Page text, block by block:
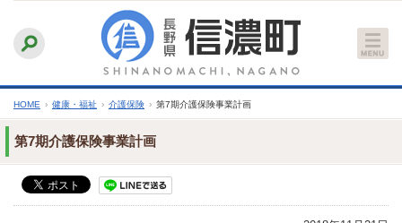
文
へ
ふりがなをつける
文字サイズ
縮小 標準 拡大
HOME › 健康・福祉 › 介護保険 › 第7期介護保険事業計画
第7期介護保険事業計画